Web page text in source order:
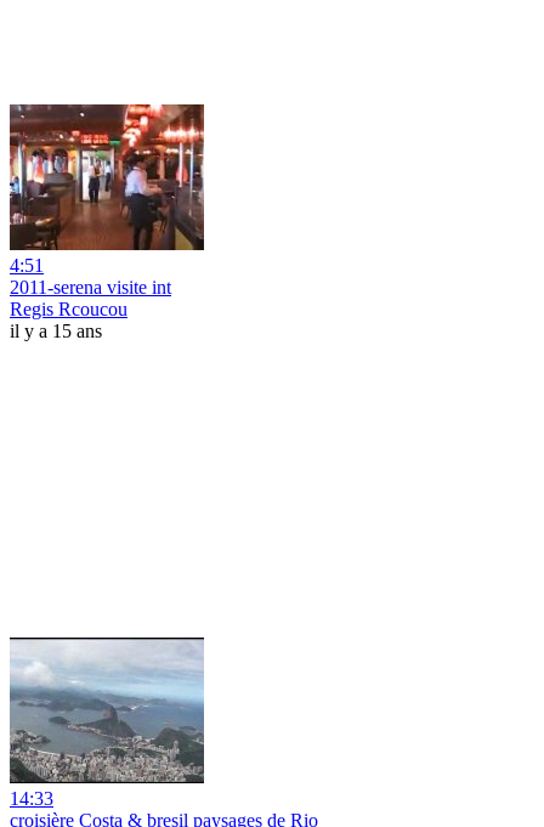
4:51
2011-serena visite int
Regis Rcoucou
il y a 15 ans
14:33
croisière Costa & bresil paysages de Rio